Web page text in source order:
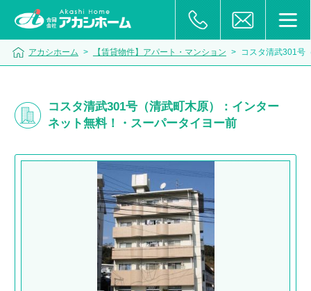
アカシホーム > 【賃貸物件】アパート・マンション > コスタ清武301号
コスタ清武301号（清武町木原）：インター
ネット無料！・スーパータイヨー前